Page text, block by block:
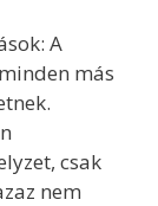
A
más
csak
nem